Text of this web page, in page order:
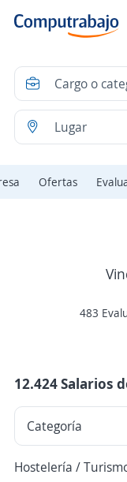
Ofertas
483
12.424 Salarios
Hostelería /